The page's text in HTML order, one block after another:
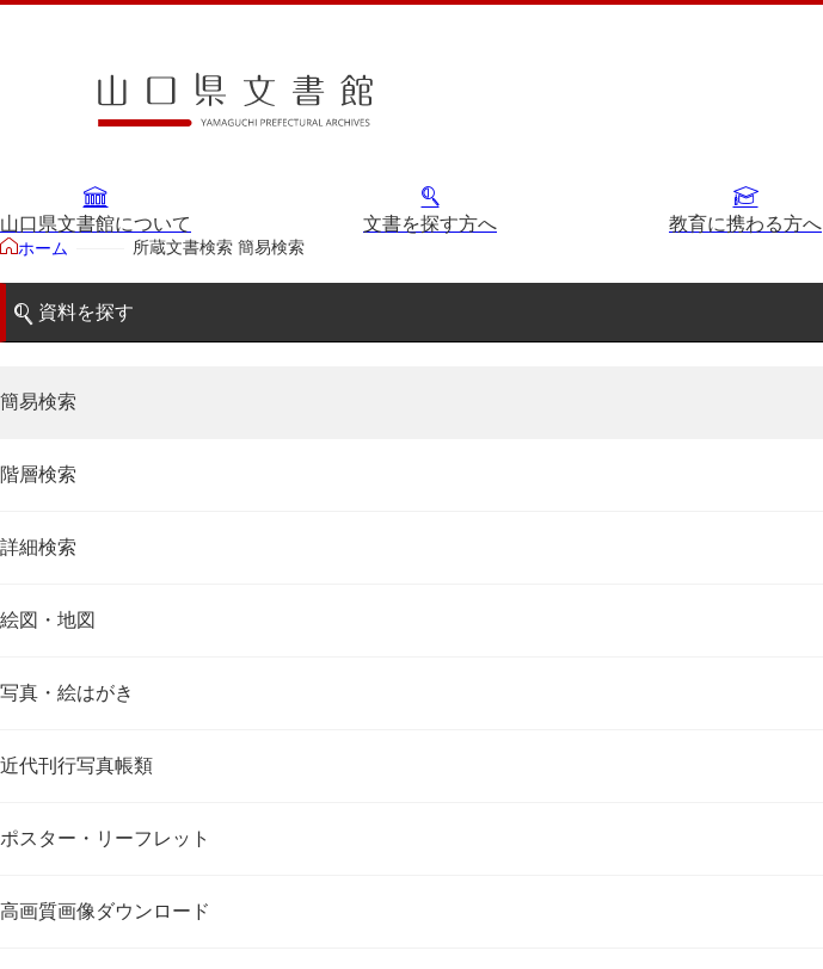
山口県文書館について 文書を探す方へ 教育に携わる方へ
ホーム 所蔵文書検索 簡易検索
資料を探す
簡易検索
階層検索
詳細検索
絵図・地図
写真・絵はがき
近代刊行写真帳類
ポスター・リーフレット
高画質画像ダウンロード